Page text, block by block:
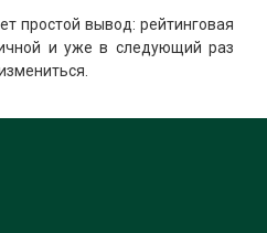
простой вывод: рейтинговая
и уже в следующий раз